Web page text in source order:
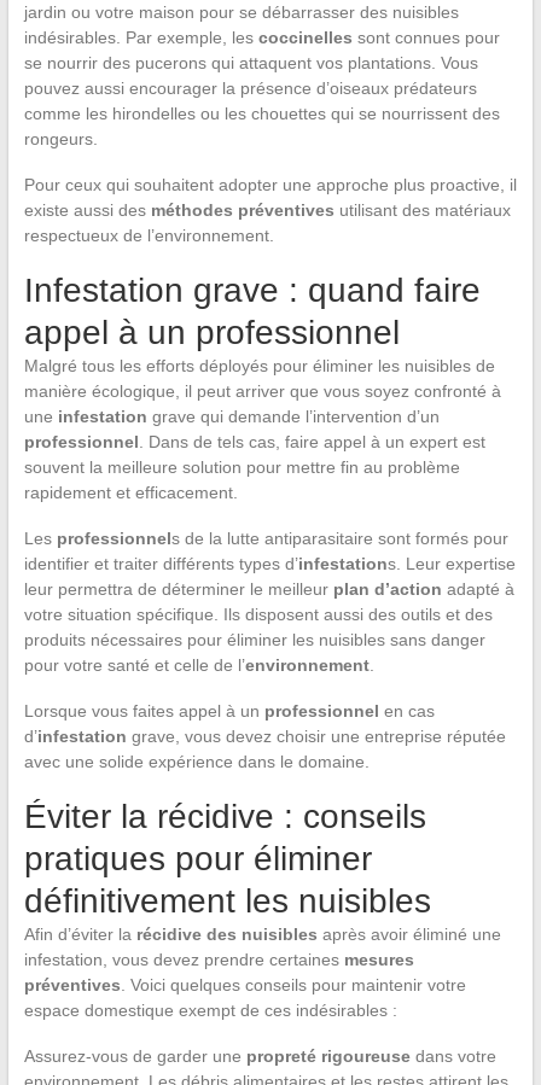
jardin ou votre maison pour se débarrasser des nuisibles
indésirables. Par exemple, les coccinelles sont connues pour
se nourrir des pucerons qui attaquent vos plantations. Vous
pouvez aussi encourager la présence d’oiseaux prédateurs
comme les hirondelles ou les chouettes qui se nourrissent des
rongeurs.
Pour ceux qui souhaitent adopter une approche plus proactive, il
existe aussi des méthodes préventives utilisant des matériaux
respectueux de l’environnement.
Infestation grave : quand faire
appel à un professionnel
Malgré tous les efforts déployés pour éliminer les nuisibles de
manière écologique, il peut arriver que vous soyez confronté à
une infestation grave qui demande l’intervention d’un
professionnel . Dans de tels cas, faire appel à un expert est
souvent la meilleure solution pour mettre fin au problème
rapidement et efficacement.
Les professionnels de la lutte antiparasitaire sont formés pour
identifier et traiter différents types d’infestations. Leur expertise
leur permettra de déterminer le meilleur plan d’action adapté à
votre situation spécifique. Ils disposent aussi des outils et des
produits nécessaires pour éliminer les nuisibles sans danger
pour votre santé et celle de l’environnement.
Lorsque vous faites appel à un professionnel en cas
d’infestation grave, vous devez choisir une entreprise réputée
avec une solide expérience dans le domaine.
Éviter la récidive : conseils
pratiques pour éliminer
définitivement les nuisibles
Afin d’éviter la récidive des nuisibles après avoir éliminé une
infestation, vous devez prendre certaines mesures
préventives . Voici quelques conseils pour maintenir votre
espace domestique exempt de ces indésirables :
Assurez-vous de garder une propreté rigoureusedans votre